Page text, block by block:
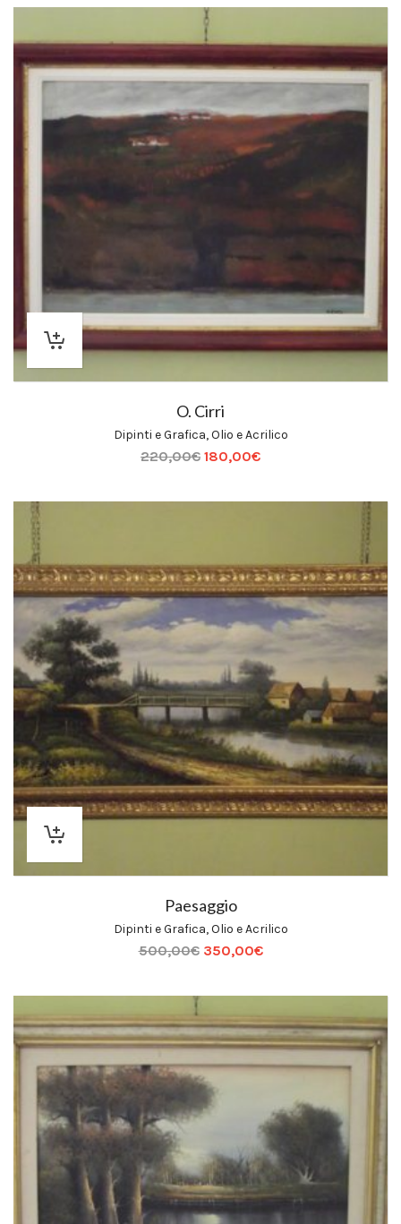
O. Cirri
Dipinti e Grafica,Olio e Acrilico
220,00€ 180,00€
Paesaggio
Dipinti e Grafica,Olio e Acrilico
500,00€ 350,00€